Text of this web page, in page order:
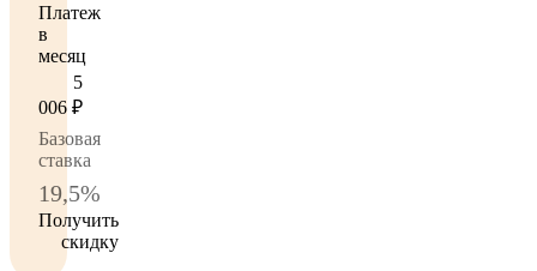
Платеж
в
месяц
5
006 ₽
Базовая
ставка
19,5%
Получить
скидку